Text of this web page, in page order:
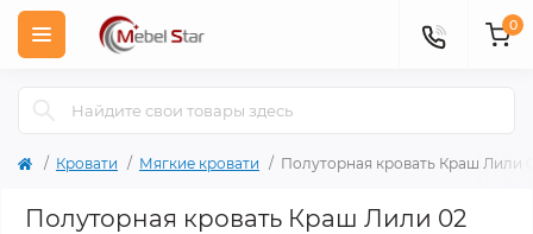
0
Кровати Мягкие кровати Полуторная кровать Краш Лили
Полуторная кровать Краш Лили 02